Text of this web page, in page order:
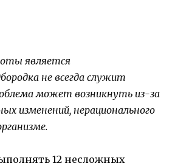
является
не всегда служит
может возникнуть из-за
изменений, нерационального
12 несложных